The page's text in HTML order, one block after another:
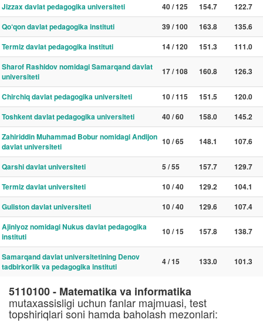
Jizzax davlat pedagogika universiteti
40 / 125 154.7
122.7
Qo‘qon davlat pedagogika instituti
39 / 100 163.8
135.6
Termiz davlat pedagogika instituti
14 / 120 151.3
111.0
Sharof Rashidov nomidagi Samarqand davlat
universiteti
17 / 108 160.8 126.3
Chirchiq davlat pedagogika universiteti 10 / 115 151.5
120.0
Toshkent davlat pedagogika universiteti
40 / 60 158.0
145.2
Zahiriddin Muhammad Bobur nomidagi Andijon
davlat universiteti
10 / 65 148.1 107.6
Qarshi davlat universiteti 5 / 55 157.7
129.7
Termiz davlat universiteti
10 / 40 129.2
104.1
Guliston davlat universiteti
10 / 40 129.6
107.4
Ajiniyoz nomidagi Nukus davlat pedagogika
instituti
10 / 15 157.8 138.7
Samarqand davlat universitetining Denov
tadbirkorlik va pedagogika instituti
4 / 15 133.0 101.3
5110100 - Matematika va informatika
mutaxassisligi uchun fanlar majmuasi, test
topshiriqlari soni hamda baholash mezonlari: